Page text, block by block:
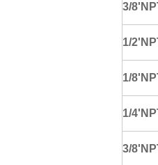
3/
1/
1/
1/
3/